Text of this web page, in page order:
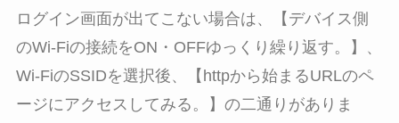
ログイン画面が出てこない場合は、【デバイス側
のWi-Fiの接続をON・OFFゆっくり繰り返す。】、
Wi-FiのSSIDを選択後、【httpから始まるURLのペ
ージにアクセスしてみる。】の二通りがありま